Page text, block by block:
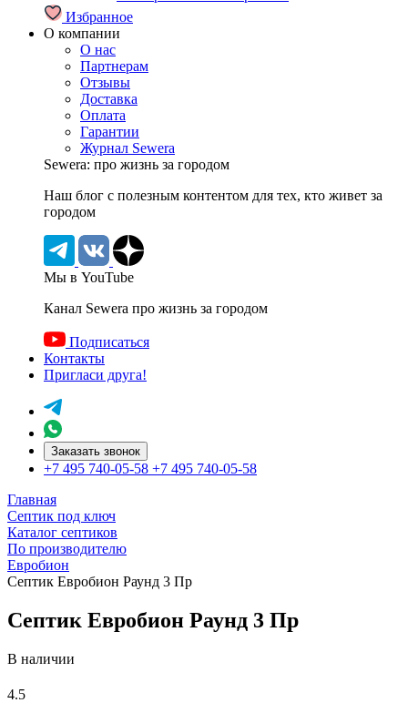
Избранное
О компании
О нас
Партнерам
Отзывы
Доставка
Оплата
Гарантии
Журнал Sewera
Sewera: про жизнь за городом
Наш блог c полезным контентом для тех, кто живет за
городом
Мы в YouTube
Канал Sewera про жизнь за городом
Подписаться
Контакты
Пригласи друга!
Заказать звонок
+7 495 740-05-58 +7 495 740-05-58
Главная
Септик под ключ
Каталог септиков
По производителю
Евробион
Септик Евробион Раунд 3 Пр
Септик Евробион Раунд 3 Пр
В наличии
4.5